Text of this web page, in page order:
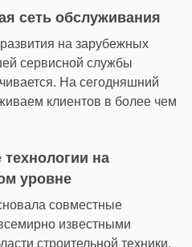
сеть обслуживания
на зарубежных
сервисной службы
На сегодняшний
клиентов в более чем
на
уровне
совместные
известными
строительной техники.